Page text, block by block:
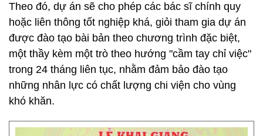
Theo đó, dự án sẽ cho phép các bác sĩ chính quy
hoặc liên thông tốt nghiệp khá, giỏi tham gia dự án
được đào tạo bài bản theo chương trình đặc biệt,
một thầy kèm một trò theo hướng "cầm tay chỉ việc"
trong 24 tháng liên tục, nhằm đảm bảo đào tạo
những nhân lực có chất lượng chi viện cho vùng
khó khăn.